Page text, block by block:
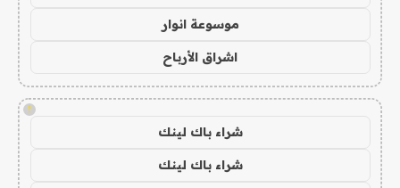
موسوعة انوار
اشراق الأرباح
!
شراء باك لينك
شراء باك لينك